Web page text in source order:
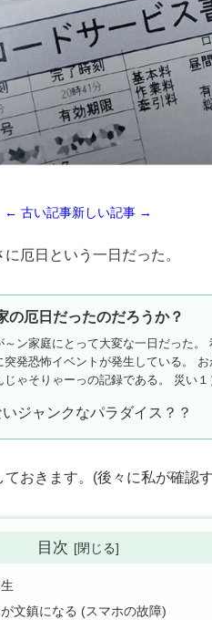
← 古い記事新しい記事 →
厄日という一日だった。
の厄日だったのだろうか？
～ン家庭にとって大変な一日だった。
突発恐怖イベントが発生している。
じゃそりゃーっの記録である。 災い１
障です) 災い５）自動車夜間走行中
ジャンクなパラダイス？？
おきます。(後々に私が確認
目次
文鎮になる (スマホの故障)